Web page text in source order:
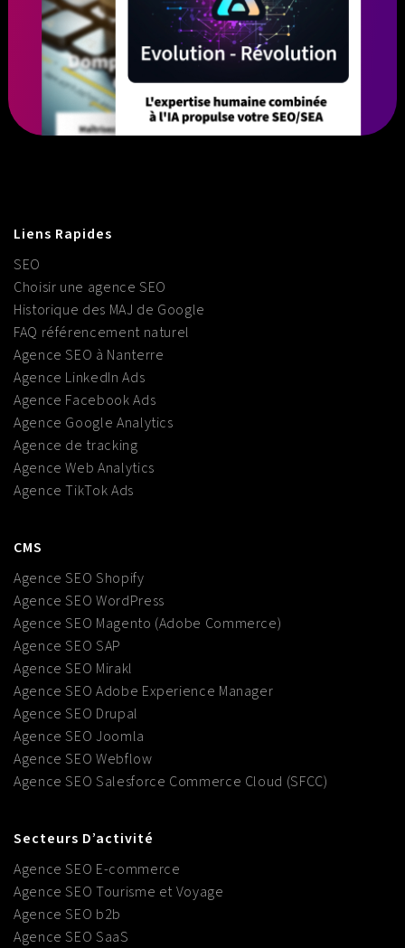
Liens Rapides
SEO
Choisir une agence SEO
Historique des MAJ de Google
FAQ référencement naturel
Agence SEO à Nanterre
Agence LinkedIn Ads
Agence Facebook Ads
Agence Google Analytics
Agence de tracking
Agence Web Analytics
Agence TikTok Ads
CMS
Agence SEO Shopify
Agence SEO WordPress
Agence SEO Magento (Adobe Commerce)
Agence SEO SAP
Agence SEO Mirakl
Agence SEO Adobe Experience Manager
Agence SEO Drupal
Agence SEO Joomla
Agence SEO Webflow
Agence SEO Salesforce Commerce Cloud (SFCC)
Secteurs D’activité
Agence SEO E-commerce
Agence SEO Tourisme et Voyage
Agence SEO b2b
Agence SEO SaaS